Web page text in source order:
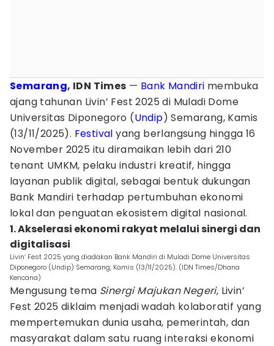
Semarang, IDN Times — Bank Mandiri membuka
ajang tahunan Livin’ Fest 2025 di Muladi Dome
Universitas Diponegoro (Undip) Semarang, Kamis
(13/11/2025). Festival yang berlangsung hingga 16
November 2025 itu diramaikan lebih dari 210
tenant UMKM, pelaku industri kreatif, hingga
layanan publik digital, sebagai bentuk dukungan
Bank Mandiri terhadap pertumbuhan ekonomi
lokal dan penguatan ekosistem digital nasional.
1. Akselerasi ekonomi rakyat melalui sinergi dan
digitalisasi
Livin’ Fest 2025 yang diadakan Bank Mandiri di Muladi Dome Universitas
Diponegoro (Undip) Semarang, Kamis (13/11/2025). (IDN Times/Dhana
Kencana)
Mengusung tema Sinergi Majukan Negeri, Livin’
Fest 2025 diklaim menjadi wadah kolaboratif yang
mempertemukan dunia usaha, pemerintah, dan
masyarakat dalam satu ruang interaksi ekonomi